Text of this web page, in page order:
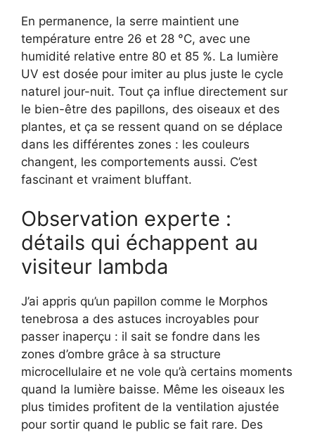
En permanence, la serre maintient une
température entre 26 et 28 °C, avec une
humidité relative entre 80 et 85 %. La lumière
UV est dosée pour imiter au plus juste le cycle
naturel jour-nuit. Tout ça influe directement sur
le bien-être des papillons, des oiseaux et des
plantes, et ça se ressent quand on se déplace
dans les différentes zones : les couleurs
changent, les comportements aussi. C’est
fascinant et vraiment bluffant.
Observation experte :
détails qui échappent au
visiteur lambda
J’ai appris qu’un papillon comme le Morphos
tenebrosa a des astuces incroyables pour
passer inaperçu : il sait se fondre dans les
zones d’ombre grâce à sa structure
microcellulaire et ne vole qu’à certains moments
quand la lumière baisse. Même les oiseaux les
plus timides profitent de la ventilation ajustée
pour sortir quand le public se fait rare. Des